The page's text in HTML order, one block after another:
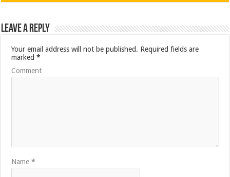
Leave a Reply
Your email address will not be published. Required fields are
marked*
Comment
Name*